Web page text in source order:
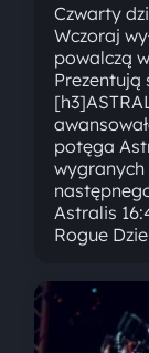
Czwarty
Wczoraj
powalczą
Prezentują
potęga
Astralis
Rogue